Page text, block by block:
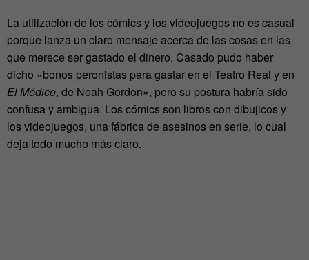
La utilización de los cómics y los videojuegos no es casual
porque lanza un claro mensaje acerca de las cosas en las
que merece ser gastado el dinero. Casado pudo haber
dicho «bonos peronistas para gastar en el Teatro Real y en
El Médico, de Noah Gordon», pero su postura habría sido
confusa y ambigua. Los cómics son libros con dibujicos y
los videojuegos, una fábrica de asesinos en serie, lo cual
deja todo mucho más claro.